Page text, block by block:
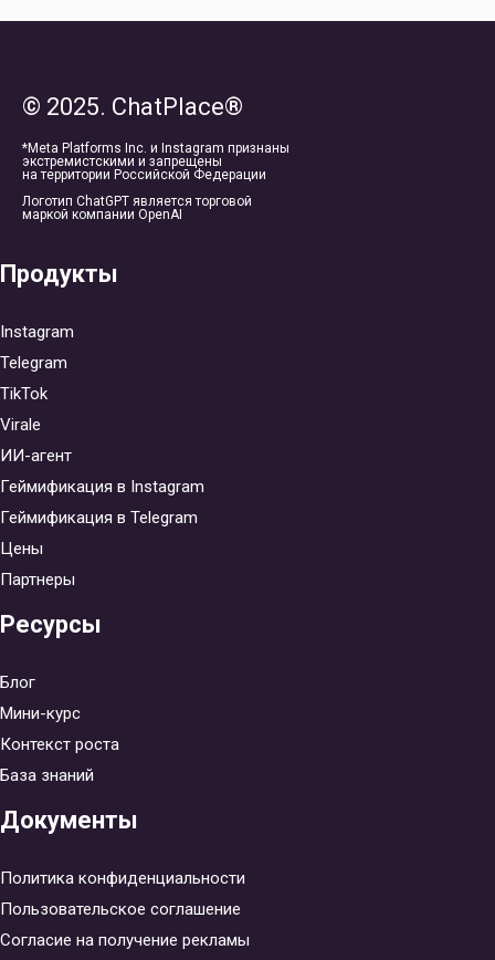
© 2025. ChatPlace®
*Meta Platforms Inc. и Instagram признаны
экстремистскими и запрещены
на территории Российской Федерации
Логотип ChatGPT является торговой
маркой компании OpenAI
Продукты
Instagram
Telegram
TikTok
Virale
ИИ-агент
Геймификация в Instagram
Геймификация в Telegram
Цены
Партнеры
Ресурсы
Блог
Мини-курс
Контекст роста
База знаний
Документы
Политика конфиденциальности
Пользовательское соглашение
Согласие на получение рекламы